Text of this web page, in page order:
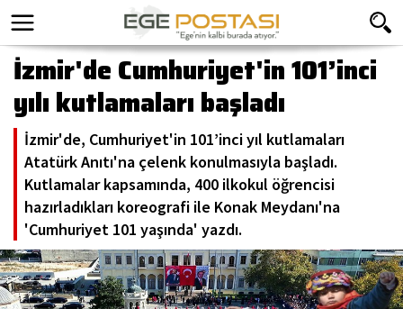
İzmir'de Cumhuriyet'in 101’inci
yılı kutlamaları başladı
İzmir'de, Cumhuriyet'in 101’inci yıl kutlamaları
Atatürk Anıtı'na çelenk konulmasıyla başladı.
Kutlamalar kapsamında, 400 ilkokul öğrencisi
hazırladıkları koreografi ile Konak Meydanı'na
'Cumhuriyet 101 yaşında' yazdı.